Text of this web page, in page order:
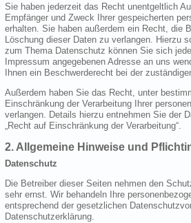
Sie haben jederzeit das Recht unentgeltlich
Empfänger und Zweck Ihrer gespeicherten
erhalten. Sie haben außerdem ein Recht, die
Löschung dieser Daten zu verlangen. Hierzu
zum Thema Datenschutz können Sie sich
Impressum angegebenen Adresse an uns
Ihnen ein Beschwerderecht bei der
Außerdem haben Sie das Recht, unter
Einschränkung der Verarbeitung Ihrer
verlangen. Details hierzu entnehmen Sie der
„Recht auf Einschränkung der Verarbeitung“.
2. Allgemeine Hinweise und
Datenschutz
Die Betreiber dieser Seiten nehmen den
sehr ernst. Wir behandeln Ihre
entsprechend der gesetzlichen
Datenschutzerklärung.